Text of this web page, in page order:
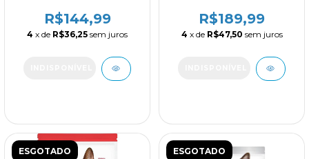
1.36kg
R$144,99
4 x de R$36,25 sem juros
1,81kg
R$189,99
4 x de R$47,50 sem juros
ESGOTADO ESGOTADO